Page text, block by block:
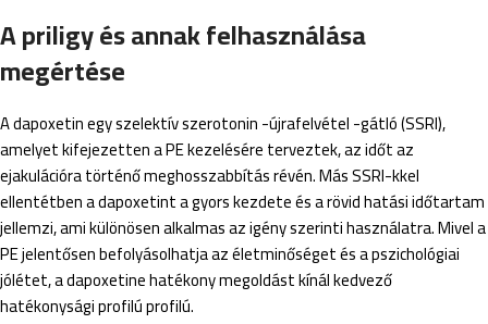
A priligy és annak felhasználása
megértése
A dapoxetin egy szelektív szerotonin -újrafelvétel -gátló (SSRI),
amelyet kifejezetten a PE kezelésére terveztek, az időt az
ejakulációra történő meghosszabbítás révén. Más SSRI-kkel
ellentétben a dapoxetint a gyors kezdete és a rövid hatási időtartam
jellemzi, ami különösen alkalmas az igény szerinti használatra. Mivel a
PE jelentősen befolyásolhatja az életminőséget és a pszichológiai
jólétet, a dapoxetine hatékony megoldást kínál kedvező
hatékonysági profilú profilú.